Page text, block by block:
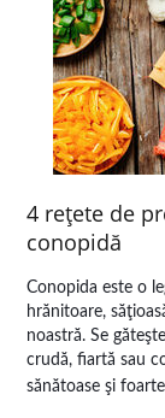
4 reţete de
conopidă
Conopida este o
hrănitoare,
noastră. Se
crudă, fiartă sau
sănătoase şi